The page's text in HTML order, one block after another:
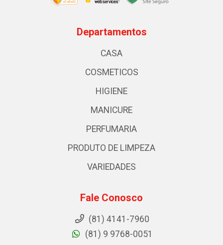
Departamentos
CASA
COSMETICOS
HIGIENE
MANICURE
PERFUMARIA
PRODUTO DE LIMPEZA
VARIEDADES
Fale Conosco
(81) 4141-7960
(81) 9 9768-0051